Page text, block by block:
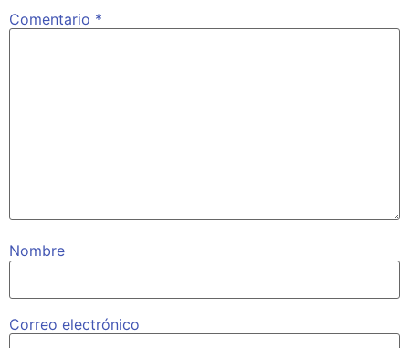
Comentario *
Nombre
Correo electrónico